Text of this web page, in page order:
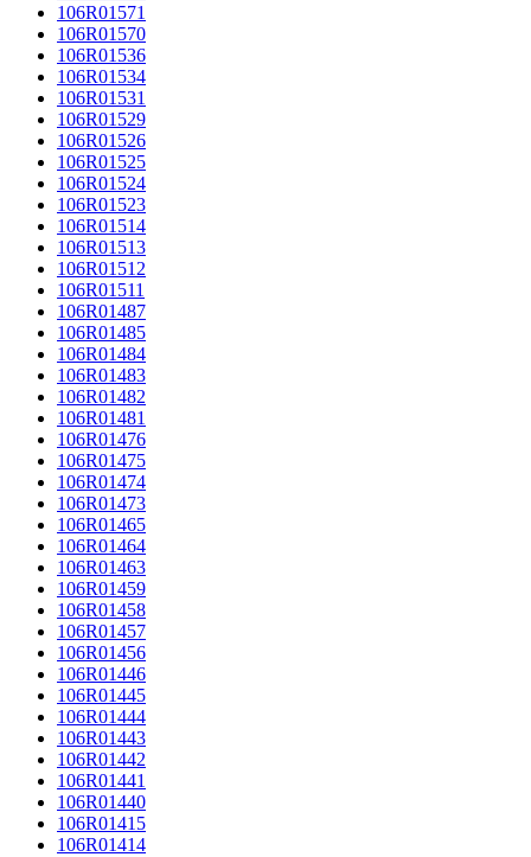
106R01571
106R01570
106R01536
106R01534
106R01531
106R01529
106R01526
106R01525
106R01524
106R01523
106R01514
106R01513
106R01512
106R01511
106R01487
106R01485
106R01484
106R01483
106R01482
106R01481
106R01476
106R01475
106R01474
106R01473
106R01465
106R01464
106R01463
106R01459
106R01458
106R01457
106R01456
106R01446
106R01445
106R01444
106R01443
106R01442
106R01441
106R01440
106R01415
106R01414